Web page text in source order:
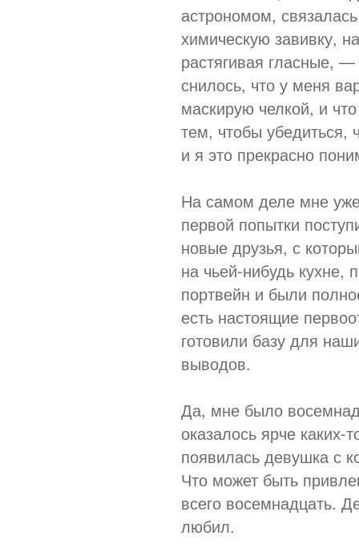
астрономом,
химическую завивку,
растягивая гласные,
снилось, что у меня
маскирую челкой, и
тем, чтобы убедиться,
и я это прекрасно
На самом деле мне
первой попытки
новые друзья, с
на чьей-нибудь
портвейн и были
есть настоящие
готовили базу для
выводов.
Да, мне было
оказалось ярче
появилась девушка с
Что может быть
всего восемнадцать.
любил.